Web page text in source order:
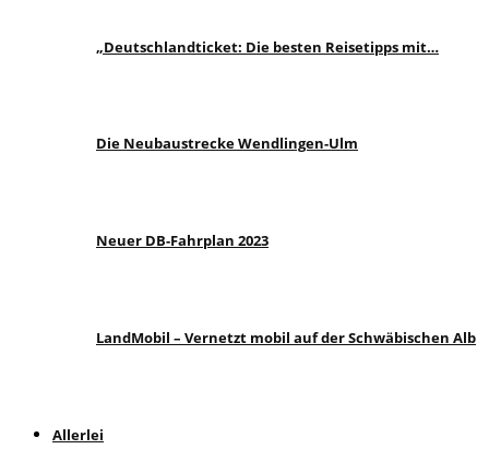
„Deutschlandticket: Die besten Reisetipps mit…
Die Neubaustrecke Wendlingen-Ulm
Neuer DB-Fahrplan 2023
LandMobil – Vernetzt mobil auf der Schwäbischen Alb
Allerlei